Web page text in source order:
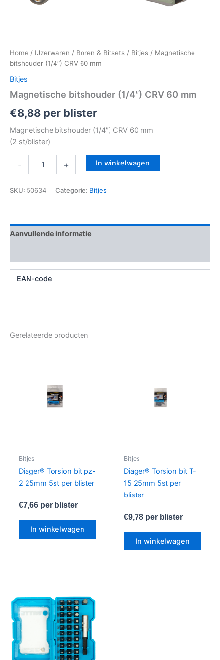
Home / IJzerwaren / Boren & Bitsets / Bitjes / Magnetische
bitshouder (1/4″) CRV 60 mm
Bitjes
Magnetische bitshouder (1/4″) CRV 60 mm
€8,88 per blister
Magnetische bitshouder (1/4″) CRV 60 mm
(2 st/blister)
- + In winkelwagen
SKU: 50634 Categorie: Bitjes
Aanvullende informatie
EAN-code
Gerelateerde producten
Bitjes
Diager® Torsion bit pz-
2 25mm 5st per blister
€7,66per blister
In winkelwagen
Bitjes
Diager® Torsion bit T-
15 25mm 5st per
blister
€9,78per blister
In winkelwagen